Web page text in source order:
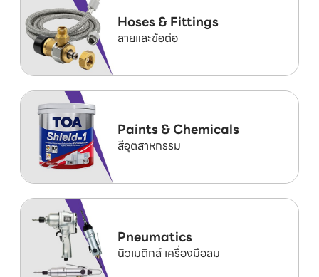
Hoses & Fittings
สายและข้อต่อ
Paints & Chemicals
สีอุตสาหกรรม
Pneumatics
นิวเมติกส์ เครื่องมือลม